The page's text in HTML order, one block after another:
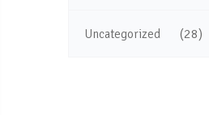
Uncategorized (28)